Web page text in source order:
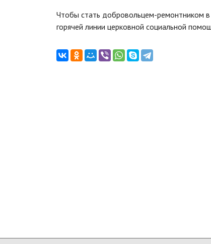
Чтобы стать добровольцем-ремонтником
горячей линии церковной социальной